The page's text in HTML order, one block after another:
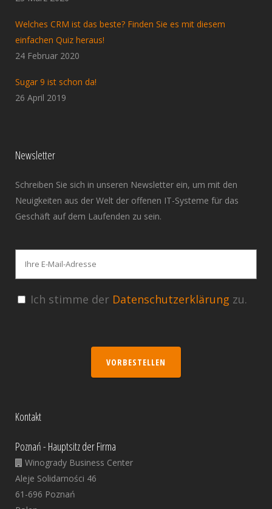
Welches CRM ist das beste? Finden Sie es mit diesem
einfachen Quiz heraus!
24 Februar 2020
Sugar 9 ist schon da!
26 April 2019
Newsletter
Schreiben Sie sich in unseren Newsletter ein, um mit den
Neuigkeiten aus der Welt der offenen IT-Systeme für das
Geschäft auf dem Laufenden zu sein.
Ich stimme der Datenschutzerklärung zu.
VORBESTELLEN
Kontakt
Poznań - Hauptsitz der Firma
Winogrady Business Center
Aleje Solidarności 46
61-696 Poznań